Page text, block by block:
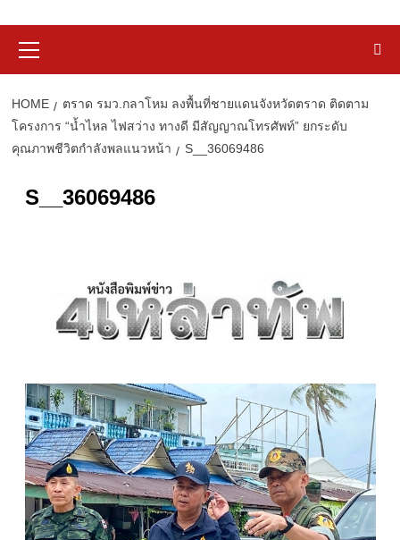
Menu
HOME
ตราด รมว.กลาโหม ลงพื้นที่ชายแดนจังหวัดตราด ติดตาม
โครงการ “น้ำไหล ไฟสว่าง ทางดี มีสัญญาณโทรศัพท์” ยกระดับ
คุณภาพชีวิตกำลังพลแนวหน้า
S__36069486
S__36069486